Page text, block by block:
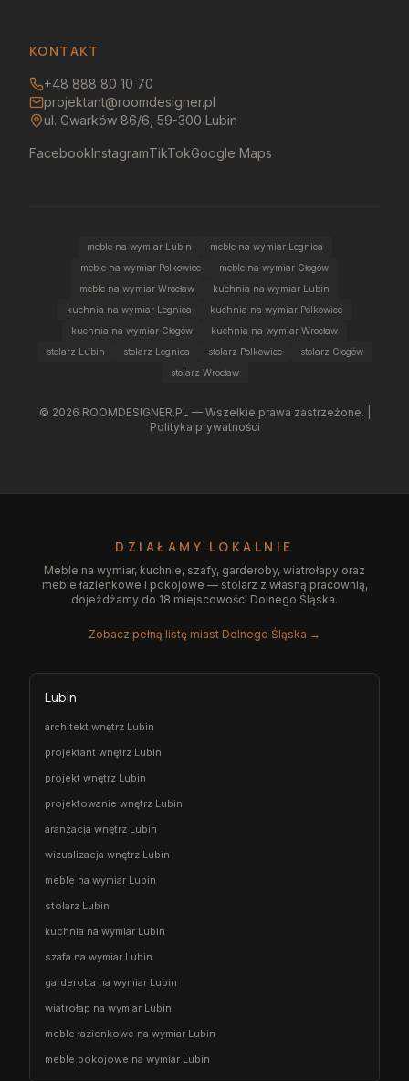
KONTAKT
+48 888 80 10 70
projektant@roomdesigner.pl
ul. Gwarków 86/6, 59-300 Lubin
FacebookInstagramTikTokGoogle Maps
meble na wymiar Lubin
meble na wymiar Legnica
meble na wymiar Polkowice
meble na wymiar Głogów
meble na wymiar Wrocław
kuchnia na wymiar Lubin
kuchnia na wymiar Legnica
kuchnia na wymiar Polkowice
kuchnia na wymiar Głogów
kuchnia na wymiar Wrocław
stolarz Lubin
stolarz Legnica stolarz Polkowice
stolarz Głogów
stolarz Wrocław
© 2026 ROOMDESIGNER.PL — Wszelkie prawa zastrzeżone. |
Polityka prywatności
DZIAŁAMY LOKALNIE
Meble na wymiar, kuchnie, szafy, garderoby, wiatrołapy oraz
meble łazienkowe i pokojowe — stolarz z własną pracownią,
dojeżdżamy do 18 miejscowości Dolnego Śląska.
Zobacz pełną listę miast Dolnego Śląska →
Lubin
architekt wnętrz Lubin
projektant wnętrz Lubin
projekt wnętrz Lubin
projektowanie wnętrz Lubin
aranżacja wnętrz Lubin
wizualizacja wnętrz Lubin
meble na wymiar Lubin
stolarz Lubin
kuchnia na wymiar Lubin
szafa na wymiar Lubin
garderoba na wymiar Lubin
wiatrołap na wymiar Lubin
meble łazienkowe na wymiar Lubin
meble pokojowe na wymiar Lubin